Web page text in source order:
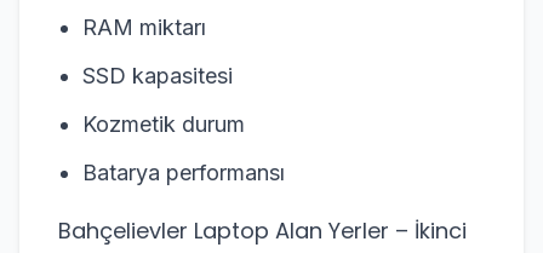
RAM miktarı
SSD kapasitesi
Kozmetik durum
Batarya performansı
Bahçelievler Laptop Alan Yerler – İkinci